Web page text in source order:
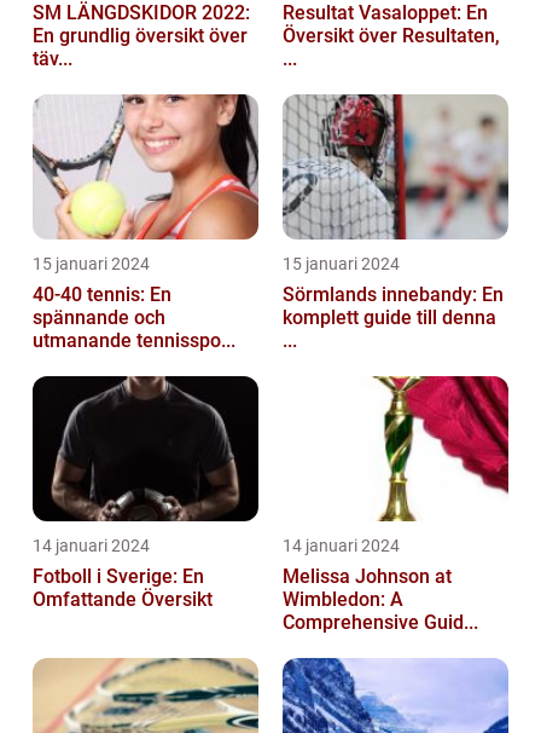
SM LÄNGDSKIDOR 2022:
En grundlig översikt över
täv...
Resultat Vasaloppet: En
Översikt över Resultaten,
...
15 januari 2024
40-40 tennis: En
spännande och
utmanande tennisspo...
15 januari 2024
Sörmlands innebandy: En
komplett guide till denna
...
14 januari 2024
Fotboll i Sverige: En
Omfattande Översikt
14 januari 2024
Melissa Johnson at
Wimbledon: A
Comprehensive Guid...